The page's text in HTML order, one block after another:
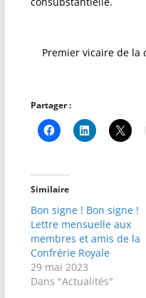
Premier vicaire de la
Partager :
Similaire
Bon signe ! Bon signe !
Lettre mensuelle aux
membres et amis de la
Confrérie Royale
29 mai 2023
Dans "Actualités"